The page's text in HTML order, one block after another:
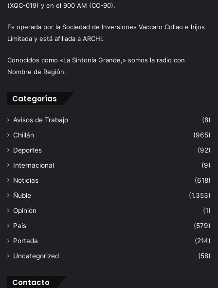
(XQC-019) y en el 900 AM (CC-90).
Es operada por la Sociedad de Inversiones Vaccaro Collao e hijos
Limitada y está afiliada a ARCHI.
Conocidos como «La Sintonía Grande,» somos la radio con
Nombre de Región.
Categorías
Avisos de Trabajo
(8)
Chillán
(965)
Deportes
(92)
Internacional
(9)
Noticias
(618)
Ñuble
(1.353)
Opinión
(1)
País
(579)
Portada
(214)
Uncategorized
(58)
Contacto